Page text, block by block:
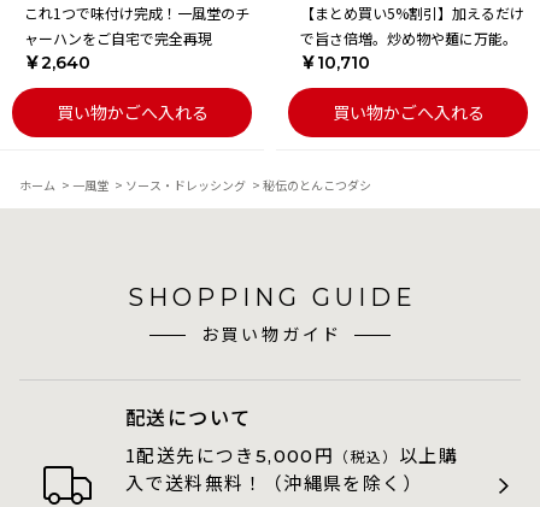
これ1つで味付け完成！一風堂のチ
ャーハンをご自宅で完全再現
￥2,640
買い物かごへ入れる
【まとめ買い5%割引】加えるだけ
で旨さ倍増。炒め物や麺に万能。
￥10,710
買い物かごへ入れる
ホーム > 一風堂 > ソース・ドレッシング > 秘伝のとんこつダシ
SHOPPING GUIDE
お買い物ガイド
配送について
1配送先につき 5,000 円 （税込） 以上購
入で送料無料！（沖縄県を除く）